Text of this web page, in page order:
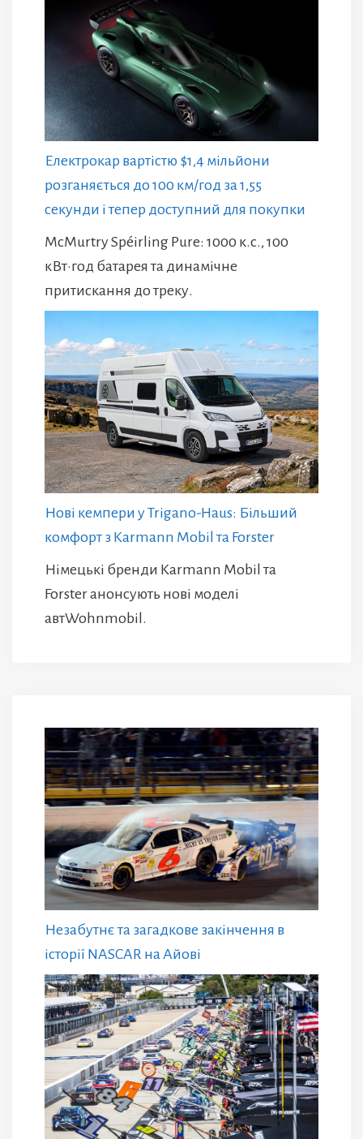
Електрокар вартістю $1,4 мільйони
розганяється до 100 км/год за 1,55
секунди і тепер доступний для покупки
McMurtry Spéirling Pure: 1000 к.с., 100
кВт·год батарея та динамічне
притискання до треку.
Нові кемпери у Trigano-Haus: Більший
комфорт з Karmann Mobil та Forster
Німецькі бренди Karmann Mobil та
Forster анонсують нові моделі
автWohnmobil.
Незабутнє та загадкове закінчення в
історії NASCAR на Айові